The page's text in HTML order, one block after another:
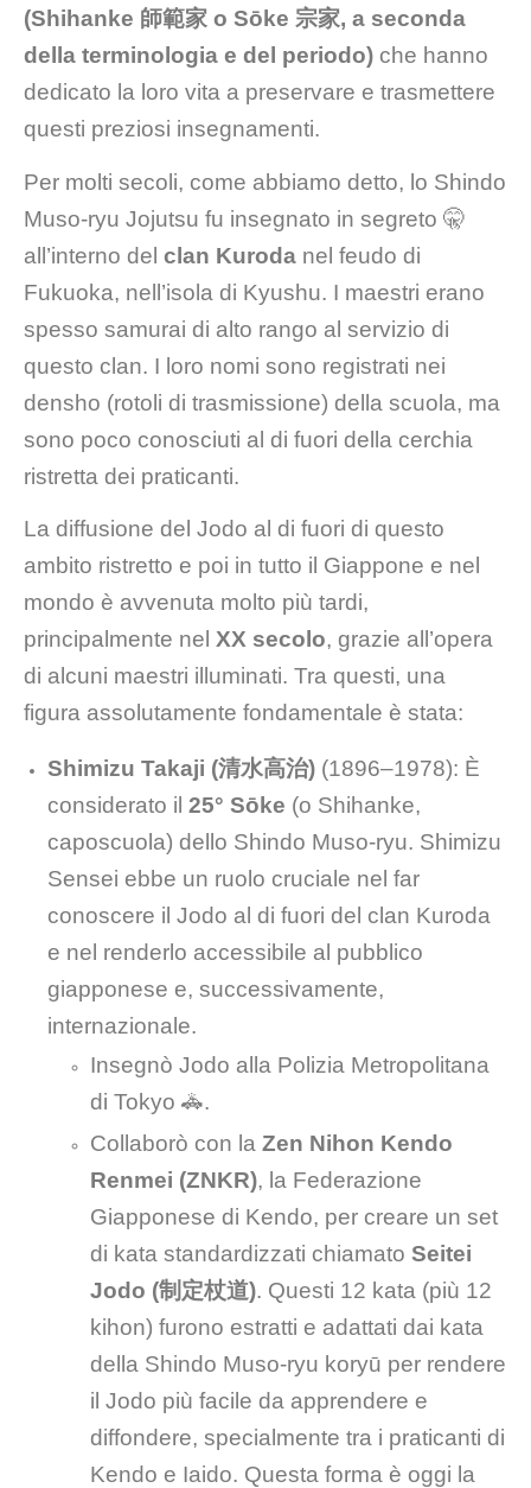
(Shihanke 師範家 o Sōke 宗家, a seconda
della terminologia e del periodo) che hanno
dedicato la loro vita a preservare e trasmettere
questi preziosi insegnamenti.
Per molti secoli, come abbiamo detto, lo Shindo
Muso-ryu Jojutsu fu insegnato in segreto 🤫
all’interno del clan Kuroda nel feudo di
Fukuoka, nell’isola di Kyushu. I maestri erano
spesso samurai di alto rango al servizio di
questo clan. I loro nomi sono registrati nei
densho (rotoli di trasmissione) della scuola, ma
sono poco conosciuti al di fuori della cerchia
ristretta dei praticanti.
La diffusione del Jodo al di fuori di questo
ambito ristretto e poi in tutto il Giappone e nel
mondo è avvenuta molto più tardi,
principalmente nel XX secolo, grazie all’opera
di alcuni maestri illuminati. Tra questi, una
figura assolutamente fondamentale è stata:
Shimizu Takaji (清水高治) (1896–1978): È
considerato il25° Sōke (o Shihanke,
caposcuola) dello Shindo Muso-ryu. Shimizu
Sensei ebbe un ruolo cruciale nel far
conoscere il Jodo al di fuori del clan Kuroda
e nel renderlo accessibile al pubblico
giapponese e, successivamente,
internazionale.
Insegnò Jodo alla Polizia Metropolitana
di Tokyo 🚓.
Collaborò con la Zen Nihon Kendo
Renmei (ZNKR), la Federazione
Giapponese di Kendo, per creare un set
di kata standardizzati chiamato Seitei
Jodo (制定杖道). Questi 12 kata (più 12
kihon) furono estratti e adattati dai kata
della Shindo Muso-ryu koryū per rendere
il Jodo più facile da apprendere e
diffondere, specialmente tra i praticanti di
Kendo e Iaido. Questa forma è oggi la